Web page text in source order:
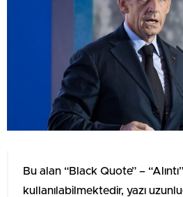
Bu alan “Black Quote” –
kullanılabilmektedir, yazı